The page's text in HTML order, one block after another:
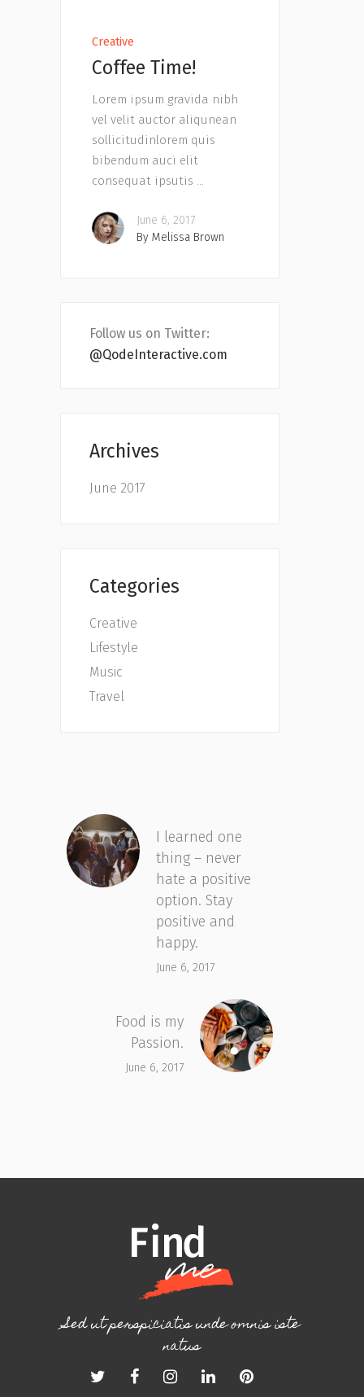
Creative
Coffee Time!
Lorem ipsum gravida nibh
vel velit auctor aliqunean
sollicitudinlorem quis
bibendum auci elit
consequat ipsutis
June 6, 2017
By Melissa Brown
Follow us on Twitter:
@QodeInteractive.com
Archives
June 2017
Categories
Creative
Lifestyle
Music
Travel
I learned one
thing – never
hate a positive
option. Stay
positive and
happy.
June 6, 2017
Food is my
Passion.
June 6, 2017
Sed ut perspiciatis unde omnis iste
natus